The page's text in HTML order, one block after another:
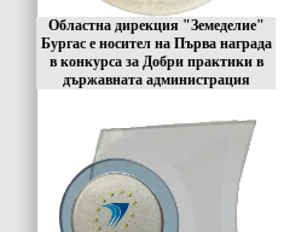
Областна дирекция "Земеделие"
Бургас е носител на Първа награда
в конкурса за Добри практики в
държавната администрация